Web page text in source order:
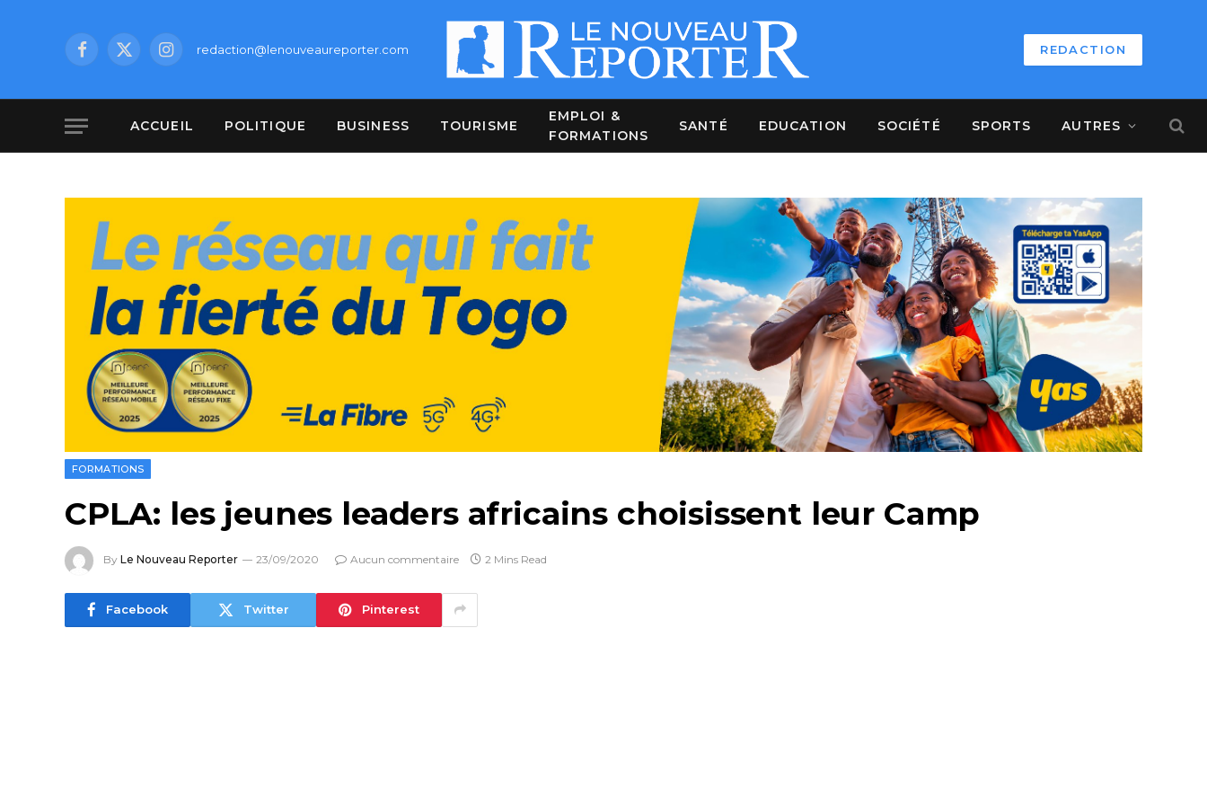
Facebook
X
Instagramredaction@lenouveaureporter.com REDACTION
ACCUEIL POLITIQUE BUSINESS TOURISME
EMPLOI &
FORMATIONS
SANTÉ EDUCATION SOCIÉTÉ SPORTS AUTRES
FORMATIONS
CPLA: les jeunes leaders africains choisissent leur Camp
By Le Nouveau Reporter 23/09/2020 Aucun commentaire 2 Mins Read
Facebook Twitter Pinterest